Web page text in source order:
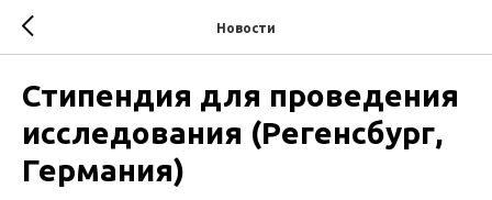
Новости
Стипендия для проведения
исследования (Регенсбург,
Германия)